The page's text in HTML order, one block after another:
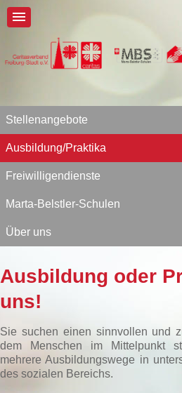
Stellenangebote
Ausbildung/Praktika
Freiwilligendienste
Marta-Belstler-Schulen
Über uns
Ausbildung oder
uns!
Sie suchen einen sinnvollen und
dem Menschen im Mittelpunkt
mehrere Ausbildungswege in
des sozialen Bereichs.